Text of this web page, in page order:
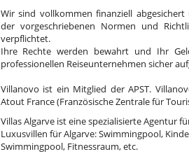
Wir sind vollkommen finanziell
der vorgeschriebenen Normen und
verpflichtet.
Ihre Rechte werden bewahrt und Ihr
professionellen Reiseunternehmen sicher
Villanovo ist ein Mitglied der APST.
Atout France (Französische Zentrale für
Villas Algarve ist eine spezialisierte Agentur
Luxusvillen für Algarve: Swimmingpool,
Swimmingpool, Fitnessraum, etc.